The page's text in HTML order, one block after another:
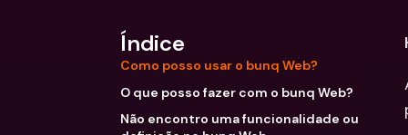
Índice
Como posso usar o bunq Web?
O que posso fazer com o bunq Web?
Não encontro uma funcionalidade ou